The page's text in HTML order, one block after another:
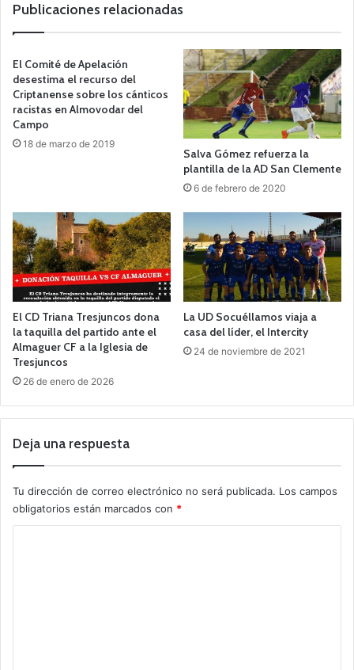
Publicaciones relacionadas
El Comité de Apelación
desestima el recurso del
Criptanense sobre los cánticos
racistas en Almovodar del
Campo
18 de marzo de 2019
Salva Gómez refuerza la
plantilla de la AD San Clemente
6 de febrero de 2020
El CD Triana Tresjuncos dona
la taquilla del partido ante el
Almaguer CF a la Iglesia de
Tresjuncos
26 de enero de 2026
La UD Socuéllamos viaja a
casa del líder, el Intercity
24 de noviembre de 2021
Deja una respuesta
Tu dirección de correo electrónico no será publicada. Los campos
obligatorios están marcados con *